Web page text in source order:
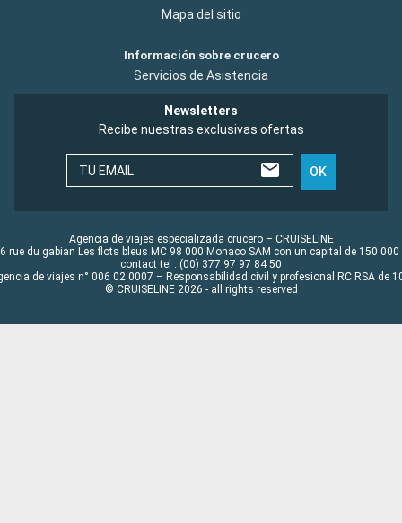
Mapa del sitio
Información sobre crucero
Servicios de Asistencia
Newsletters
Recibe nuestras exclusivas ofertas
TU EMAIL OK
Agencia de viajes especializada crucero – CRUISELINE
rue du gabian Les flots bleus MC 98 000 Monaco SAM con un capital de 150 000
contact tel : (00) 377 97 97 84 50
de viajes n° 006 02 0007 – Responsabilidad civil y profesional RC RSA de
© CRUISELINE 2026 - all rights reserved